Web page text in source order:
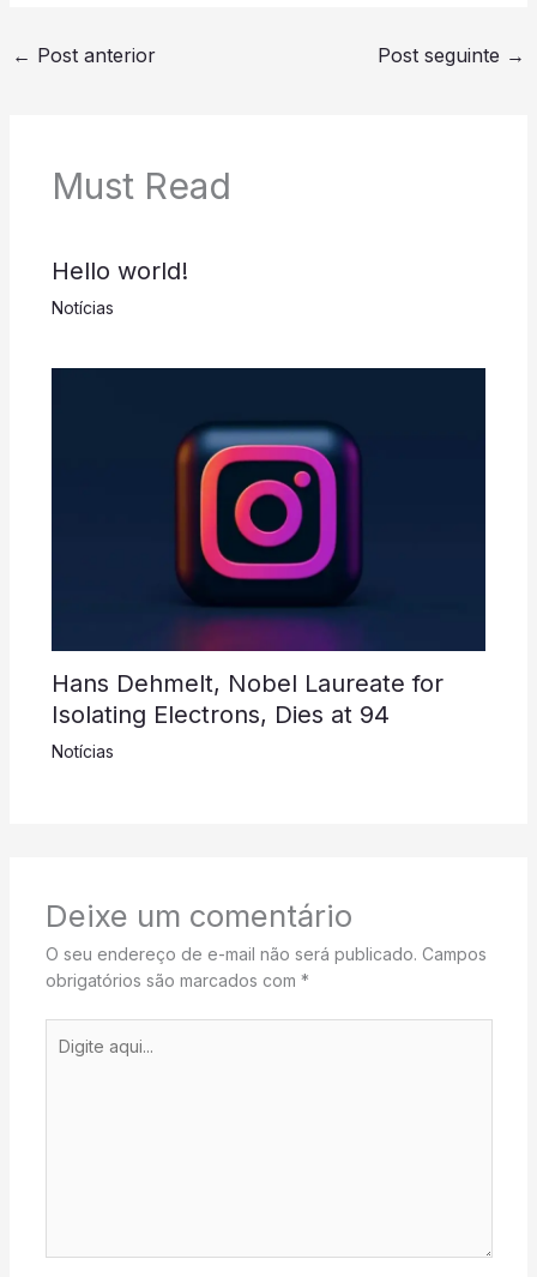
← Post anterior Post seguinte →
Must Read
Hello world!
Notícias
Hans Dehmelt, Nobel Laureate for
Isolating Electrons, Dies at 94
Notícias
Deixe um comentário
O seu endereço de e-mail não será publicado. Campos
obrigatórios são marcados com *
aqui...